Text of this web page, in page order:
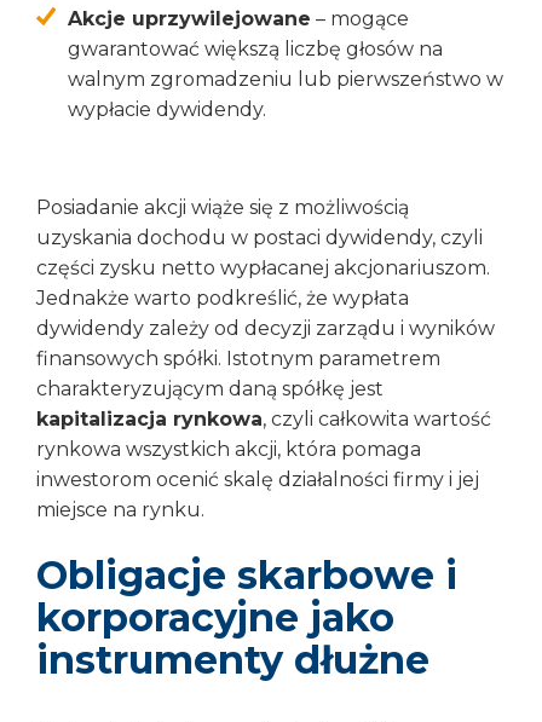
Akcje uprzywilejowane – mogące
gwarantować większą liczbę głosów na
walnym zgromadzeniu lub pierwszeństwo w
wypłacie dywidendy.
Posiadanie akcji wiąże się z możliwością
uzyskania dochodu w postaci dywidendy, czyli
części zysku netto wypłacanej akcjonariuszom.
Jednakże warto podkreślić, że wypłata
dywidendy zależy od decyzji zarządu i wyników
finansowych spółki. Istotnym parametrem
charakteryzującym daną spółkę jest
kapitalizacja rynkowa, czyli całkowita wartość
rynkowa wszystkich akcji, która pomaga
inwestorom ocenić skalę działalności firmy i jej
miejsce na rynku.
Obligacje skarbowe i
korporacyjne jako
instrumenty dłużne